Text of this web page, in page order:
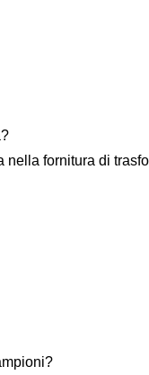
fornitura di